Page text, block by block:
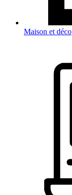
Maison et déco